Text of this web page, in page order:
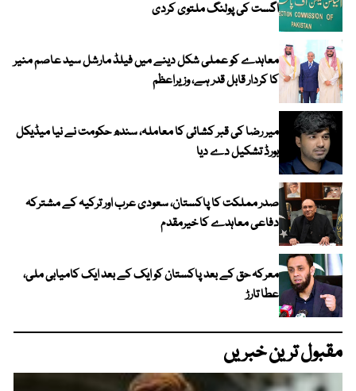
اگست کی پولنگ ملتوی کردی
معاہدے کو عملی شکل دینے میں فیلڈ مارشل سید عاصم منیر
کا کردار قابل قدر ہے، وزیراعظم
میر رضا کی قبر کشائی کا معاملہ، سندھ حکومت نے نیا میڈیکل
بورڈ تشکیل دے دیا
صدر مملکت کا پاکستان، سعودی عرب اور ترکیہ کے مشترکہ
دفاعی معاہدے کا خیرمقدم
معرکہ حق کے بعد پاکستان کو ایک کے بعد ایک کامیابی ملی،
عطا تارڑ
مقبول ترین خبریں